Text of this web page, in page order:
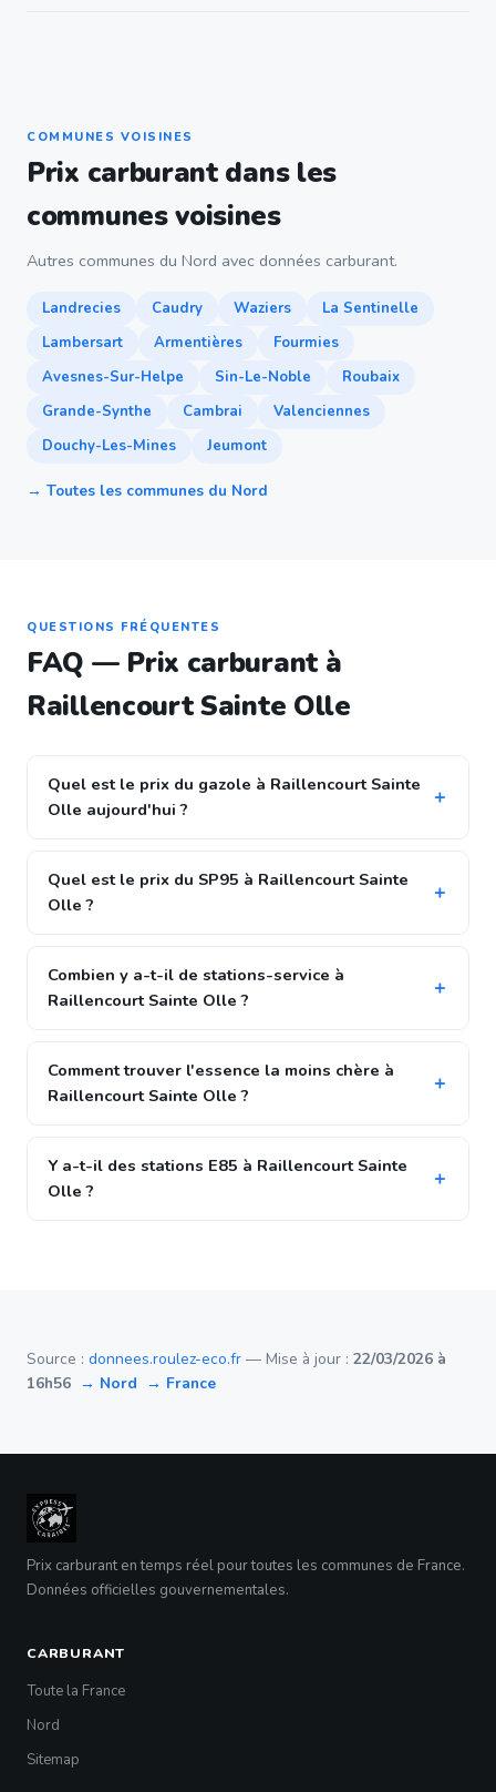
COMMUNES VOISINES
Prix carburant dans les
communes voisines
Autres communes du Nord avec données carburant.
Landrecies Caudry Waziers
La Sentinelle
Lambersart
Armentières
Fourmies
Avesnes-Sur-Helpe
Sin-Le-Noble
Roubaix
Grande-Synthe
Cambrai
Valenciennes
Douchy-Les-Mines
Jeumont
→ Toutes les communes du Nord
QUESTIONS FRÉQUENTES
FAQ — Prix carburant à
Raillencourt Sainte Olle
Quel est le prix du gazole à Raillencourt Sainte
Olle aujourd'hui ?
Quel est le prix du SP95 à Raillencourt Sainte
Olle ?
Combien y a-t-il de stations-service à
Raillencourt Sainte Olle ?
Comment trouver l'essence la moins chère à
Raillencourt Sainte Olle ?
Y a-t-il des stations E85 à Raillencourt Sainte
Olle ?
Source : donnees.roulez-eco.fr — Mise à jour : 22/03/2026 à
16h56 → Nord → France
Prix carburant en temps réel pour toutes les communes de France.
Données officielles gouvernementales.
CARBURANT
Toute la France
Nord
Sitemap